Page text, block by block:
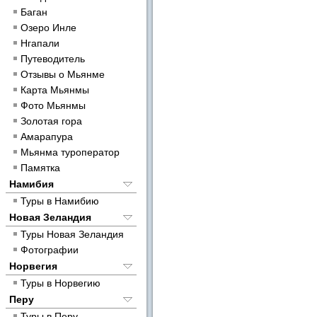
Баган
Озеро Инле
Нгапали
Путеводитель
Отзывы о Мьянме
Карта Мьянмы
Фото Мьянмы
Золотая гора
Амарапура
Мьянма туроператор
Памятка
Намибия
Туры в Намибию
Новая Зеландия
Туры Новая Зеландия
Фотографии
Норвегия
Туры в Норвегию
Перу